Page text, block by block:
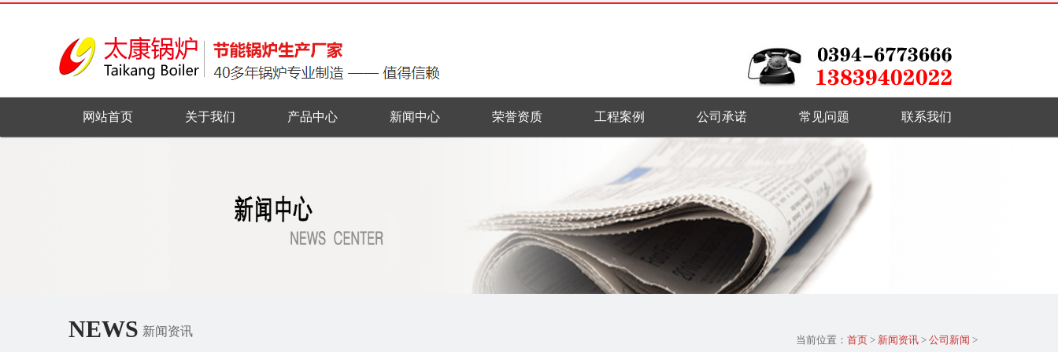
网站首页 关于我们 产品中心 新闻中心 荣誉资质 工程案例 公司承诺 常见问题 联系我们
NEWS 新闻资讯
当前位置： 首页 > 新闻资讯 > 公司新闻 >